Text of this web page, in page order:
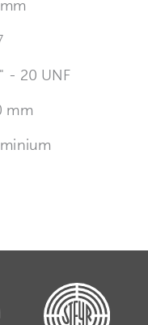
- 20 UNF
mm